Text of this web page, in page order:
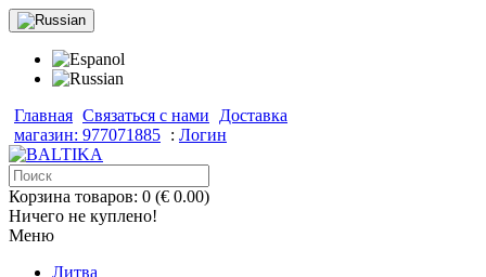
Главная Связаться с нами
Доставка
магазин: 977071885 : Логин
Корзина товаров: 0 (€ 0.00)
Ничего не куплено!
Меню
Литва